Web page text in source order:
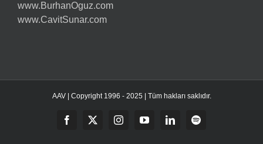
www.BurhanOguz.com
www.CavitSunar.com
AAV | Copyright 1996 - 2025 | Tüm hakları saklıdır.
FacebookTwitterInstagramYouTubeLinkedInSpotify